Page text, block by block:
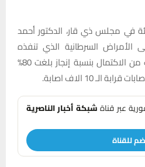
في مجلس ذي قار، الدكتور أحمد
السرطانية الذي تنفذه
شركة نفط المحافظة يقترب من الاكتمال بنسبة إنجاز بلغت 80%
10 الاف اصابة.
عبر قناةشبكة أخبار الناصرية
للقناة